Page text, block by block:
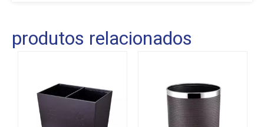
produtos relacionados